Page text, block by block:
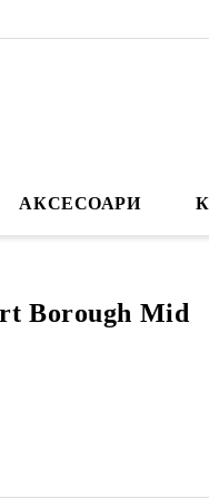
АКСЕСОАРИ
Borough Mid